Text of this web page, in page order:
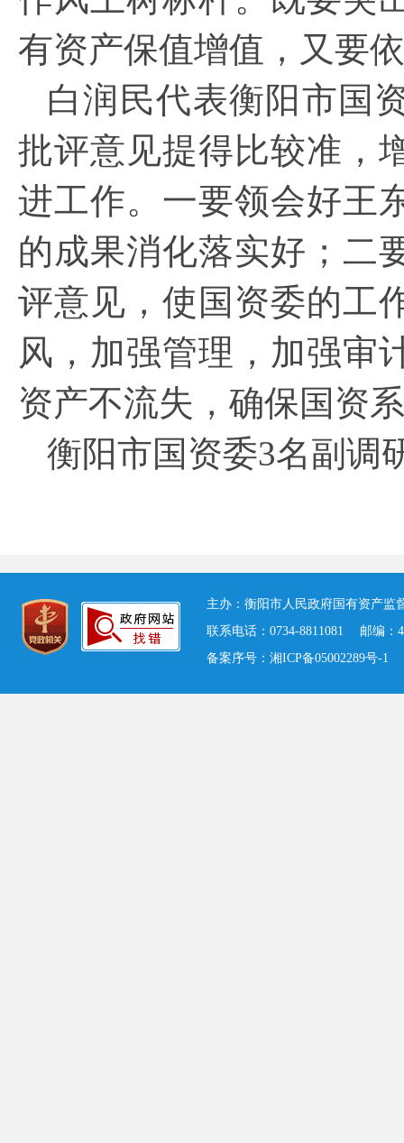
有资产保值增值，又要
白润民代表衡阳 市国
批评意见提得比较准，
进工作。一要领会好王
的成果消化落实好；二
评意见，使国资委的工
风，加强管理，加强审
资产不流失，确保国资
衡阳市国资委3名副调
主办：衡阳市人民政府国有资产
联系电话：0734-8811081 邮编：
备案序号：湘ICP备05002289号-1